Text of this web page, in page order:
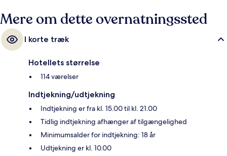
Mere om dette overnatningssted
I korte træk
Hotellets størrelse
114 værelser
Indtjekning/udtjekning
Indtjekning er fra kl. 15.00 til kl. 21.00
Tidlig indtjekning afhænger af tilgængelighed
Minimumsalder for indtjekning: 18 år
Udtjekning er kl. 10.00